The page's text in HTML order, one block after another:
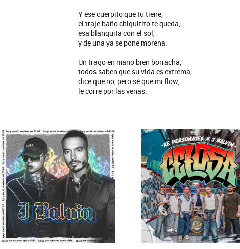
Y ese cuerpito que tu tiene,
el traje baño chiquitito te queda,
esa blanquita con el sol,
y de una ya se pone morena.
Un trago en mano bien borracha,
todos saben que su vida es extrema,
dice que no, pero sé que mi flow,
le corre por las venas.
SI NO ES CON VOS - SINGLE